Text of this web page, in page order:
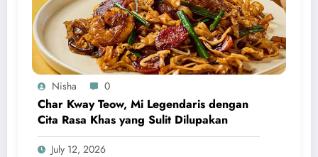
Nisha 0
Char Kway Teow, Mi Legendaris dengan
Cita Rasa Khas yang Sulit Dilupakan
July 12, 2026